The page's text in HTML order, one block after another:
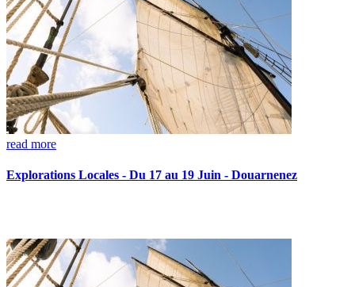
read more
Explorations Locales - Du 17 au 19 Juin - Douarnenez